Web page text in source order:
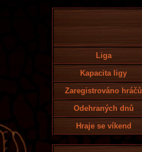
Liga
Kapacita ligy
Zaregistrováno hráčů
Odehraných dnů
Hraje se víkend